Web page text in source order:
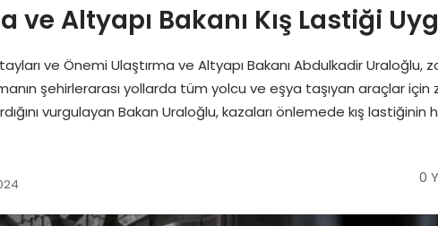
ve Altyapı Bakanı Kış Lastiği
ve Önemi Ulaştırma ve Altyapı Bakanı Abdulkadir Uraloğlu,
şehirlerarası yollarda tüm yolcu ve eşya taşıyan araçlar için
vurgulayan Bakan Uraloğlu, kazaları önlemede kış
0